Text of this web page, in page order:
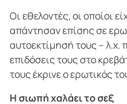
Οι εθελοντές, οι οποίοι
απάντησαν επίσης σε
αυτοεκτίμησή τους – λ.χ.
επιδόσεις τους στο
τους έκρινε ο ερωτικός
Η σιωπή χαλάει το σεξ